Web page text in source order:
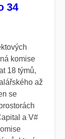
34
komise
18 týmů,
až
se
a V#